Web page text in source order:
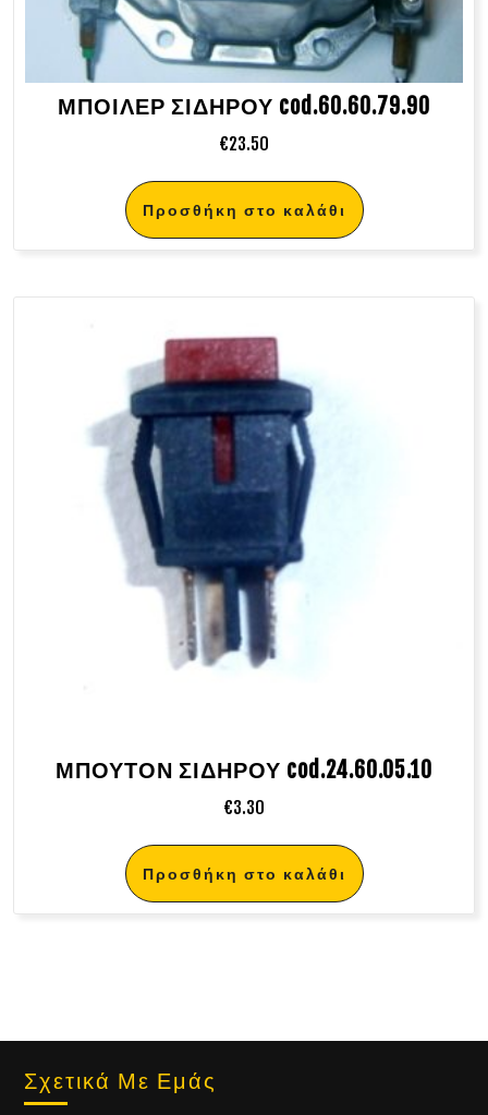
ΜΠΟΙΛΕΡ ΣΙΔΗΡΟΥ cod.60.60.79.90
€23.50
Προσθήκη στο καλάθι
ΜΠΟΥΤΟΝ ΣΙΔΗΡΟΥ cod.24.60.05.10
€3.30
Προσθήκη στο καλάθι
Σχετικά Με Εμάς